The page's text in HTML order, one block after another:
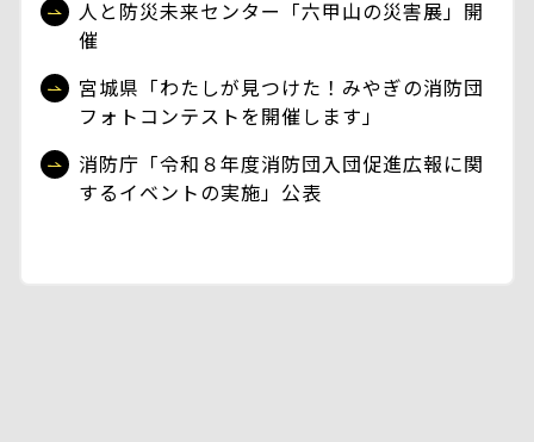
人と防災未来センター「六甲山の災害展」開
催
宮城県「わたしが見つけた！みやぎの消防団
フォトコンテストを開催します」
消防庁「令和８年度消防団入団促進広報に関
するイベントの実施」公表